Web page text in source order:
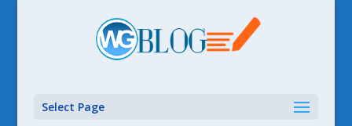
Select Page